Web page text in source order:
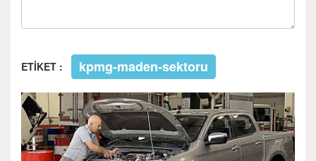
ETİKET : kpmg-maden-sektoru